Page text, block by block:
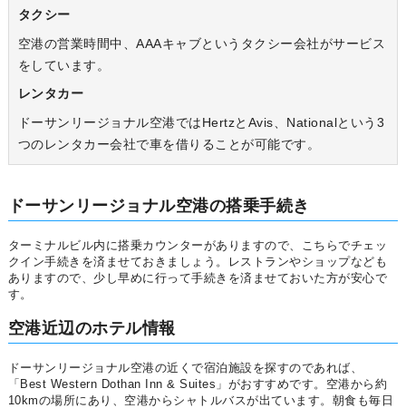
タクシー
空港の営業時間中、AAAキャブというタクシー会社がサービス
をしています。
レンタカー
ドーサンリージョナル空港ではHertzとAvis、Nationalという3
つのレンタカー会社で車を借りることが可能です。
ドーサンリージョナル空港の搭乗手続き
ターミナルビル内に搭乗カウンターがありますので、こちらでチェッ
クイン手続きを済ませておきましょう。レストランやショップなども
ありますので、少し早めに行って手続きを済ませておいた方が安心で
す。
空港近辺のホテル情報
ドーサンリージョナル空港の近くで宿泊施設を探すのであれば、
「Best Western Dothan Inn & Suites」がおすすめです。空港から約
10kmの場所にあり、空港からシャトルバスが出ています。朝食も毎日